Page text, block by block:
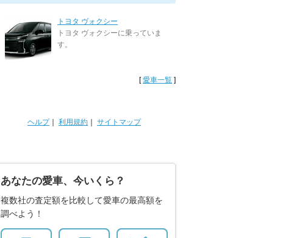
トヨタ ヴォクシー
トヨタ ヴォクシーに乗っていま
す。
[愛車一覧 ]
ヘルプ｜ 利用規約 サイトマップ
あなたの愛車、今いくら？
複数社の査定額を比較して愛車の最高額を
調べよう！